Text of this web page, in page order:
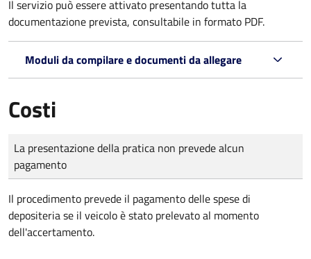
Il servizio può essere attivato presentando tutta la
documentazione prevista, consultabile in formato PDF.
Moduli da compilare e documenti da allegare
Costi
Tipo di pagamento
Importo
La presentazione della pratica non prevede alcun
pagamento
Il procedimento prevede il pagamento delle spese di
depositeria se il veicolo è stato prelevato al momento
dell'accertamento.